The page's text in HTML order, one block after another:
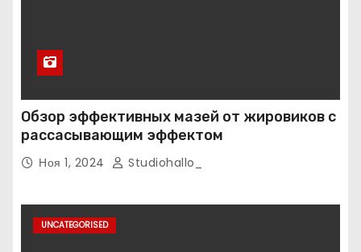
Обзор эффективных мазей от жировиков с
рассасывающим эффектом
Ноя 1, 2024 Studiohallo_
UNCATEGORISED